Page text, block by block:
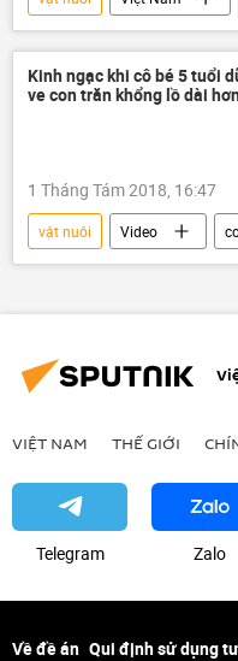
chú chó
khuyết tật
Kinh ngạc khi cô bé 5 tuổi
ve con trăn khổng lồ dài
1 Tháng Tám 2018, 16:47
vật nuôi Video
VIỆT NAM THẾ GIỚI
Telegram Zalo
Về đề án Qui định sử dụng